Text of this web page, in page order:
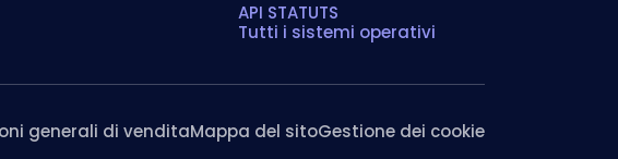
API STATUTS
Tutti i sistemi operativi
generali di venditaMappa del sitoGestione dei cookie